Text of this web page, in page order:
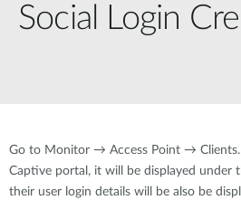
Social Login
Go to Monitor → Access Point → Clients.
Captive portal, it will be displayed under
their user login details will be also be